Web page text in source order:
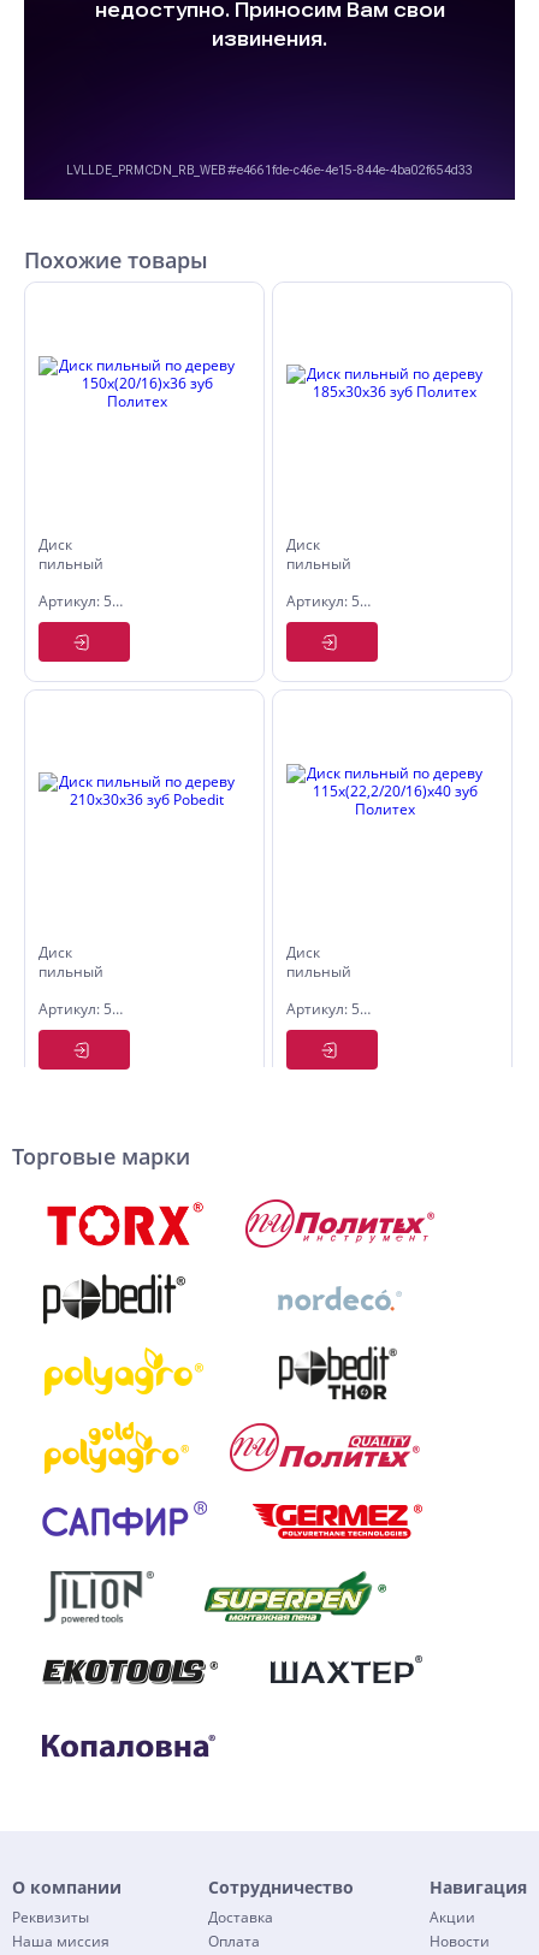
Похожие товары
Диск
пильный
150х(20/16)х36
зуб
Политех
Артикул: 5333153
Диск
пильный
185х30х36
зуб
Политех
Артикул: 5335185
Диск
пильный
210x30x36
зуб Pobedit
Артикул: 5305210
Диск
пильный
115х(22,2/20/16)х40
зуб
Политех
Артикул: 5331115
Торговые марки
О компании
Реквизиты
Наша миссия
Сотрудничество
Доставка
Оплата
Навигация
Акции
Новости